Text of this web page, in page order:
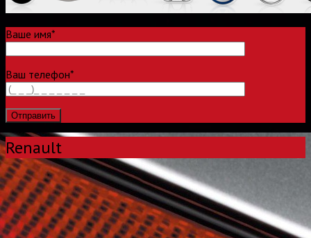
Ваше имя*
Ваш телефон*
Renault